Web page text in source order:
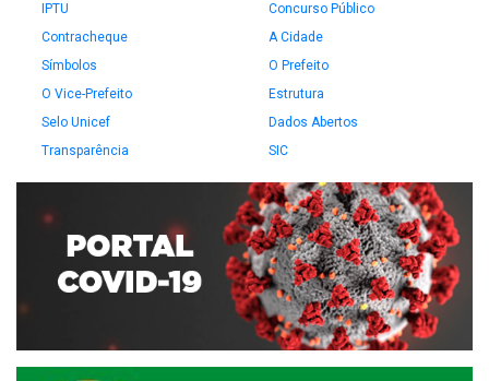
IPTU
Concurso Público
Contracheque
A Cidade
Símbolos
O Prefeito
O Vice-Prefeito
Estrutura
Selo Unicef
Dados Abertos
Transparência
SIC